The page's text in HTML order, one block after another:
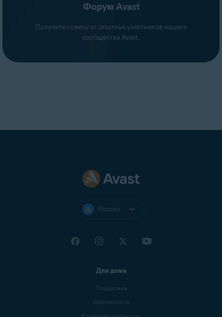
Форум Avast
Получите советы от опытных участников нашего
сообщества Avast.
Россия
Для дома
Поддержка
Безопасность